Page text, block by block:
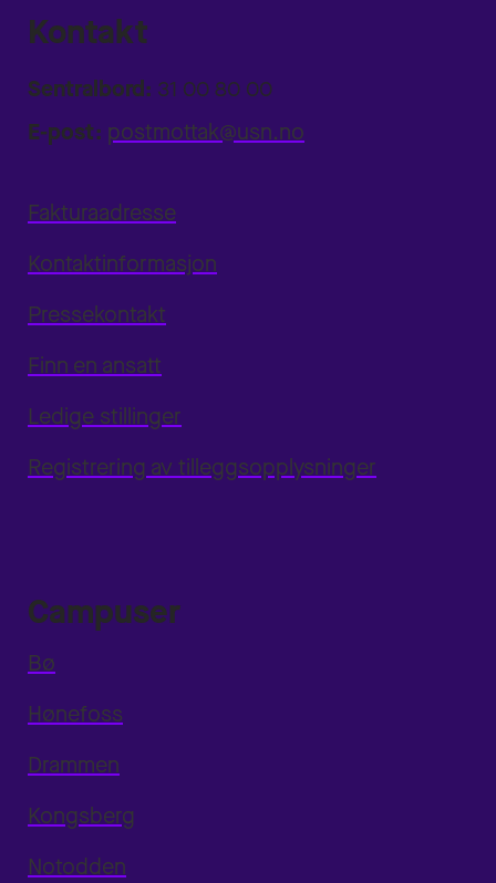
Kontakt
Sentralbord: 31 00 80 00
E-post: postmottak@usn.no
Fakturaadresse
Kontaktinformasjon
Pressekontakt
Finn en ansatt
Ledige stillinger
Registrering av tilleggsopplysninger
Campuser
Bø
Hønefoss
Drammen
Kongsberg
Notodden